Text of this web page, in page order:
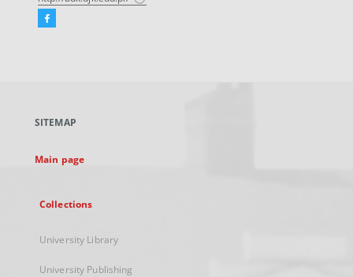
Facebook
new
SITEMAP
Main page
Collections
University Library
University Publishing